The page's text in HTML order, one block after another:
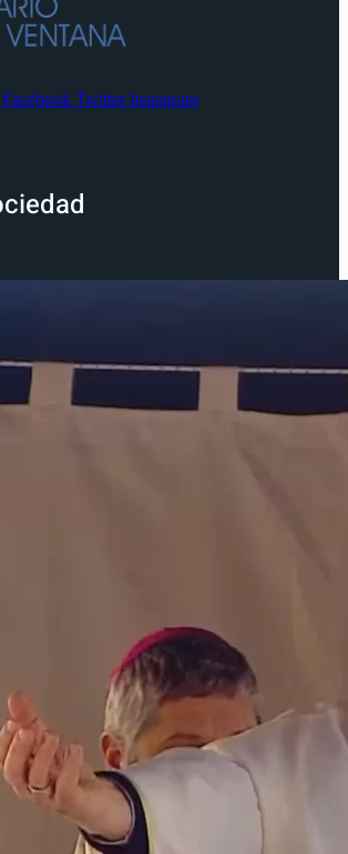
Facebook Twitter Instagram